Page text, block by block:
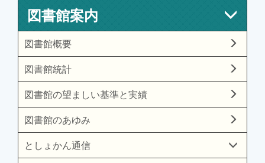
図書館案内
図書館概要
図書館統計
図書館の望ましい基準と実績
図書館のあゆみ
としょかん通信